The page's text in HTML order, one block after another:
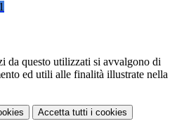
1
da questo utilizzati si avvalgono di
ed utili alle finalità illustrate nella
Accetta tutti i cookies